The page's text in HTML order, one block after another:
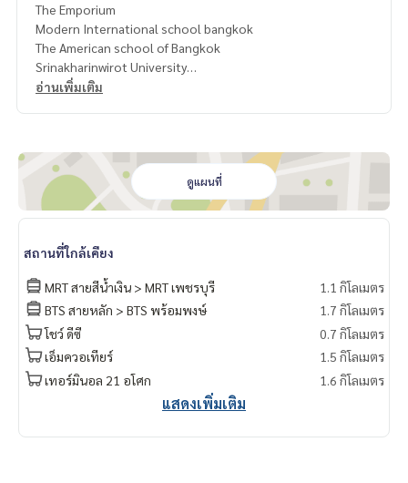
The Emporium
Modern International school bangkok
The American school of Bangkok
Srinakharinwirot University
Samitivej Hospital
Deposit 2 months
Pay 1 month rent in advance.
1 year contract.
Contact
Khun Nok : Tel.061-428-9156
Whats app :+ 66 61 428 9156
Line id : @mcre
My Celebrity., Co., ltd . Real Estate Agency.
Service You Can Trust
อ่านเพิ่มเติม
ดูแผนที่
สถานที่ใกล้เคียง
MRT สายสีน้ำเงิน > MRT เพชรบุรี
1.1 กิโลเมตร
BTS สายหลัก > BTS พร้อมพงษ์
1.7 กิโลเมตร
โชว์ ดีซี
0.7 กิโลเมตร
เอ็มควอเทียร์
1.5 กิโลเมตร
เทอร์มินอล 21 อโศก
1.6 กิโลเมตร
แสดงเพิ่มเติม